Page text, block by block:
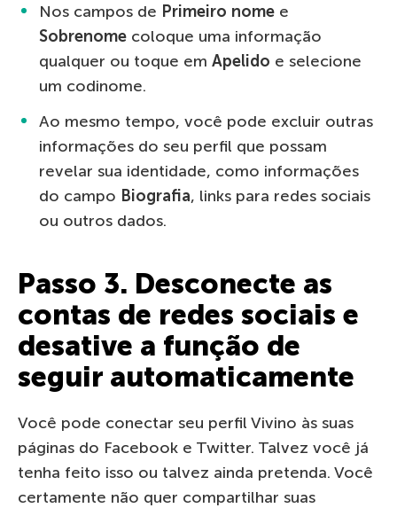
Nos campos de Primeiro nome e
Sobrenome coloque uma informação
qualquer ou toque em Apelido e selecione
um codinome.
Ao mesmo tempo, você pode excluir outras
informações do seu perfil que possam
revelar sua identidade, como informações
do campo Biografia, links para redes sociais
ou outros dados.
Passo 3. Desconecte as
contas de redes sociais e
desative a função de
seguir automaticamente
Você pode conectar seu perfil Vivino às suas
páginas do Facebook e Twitter. Talvez você já
tenha feito isso ou talvez ainda pretenda. Você
certamente não quer compartilhar suas